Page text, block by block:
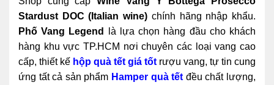
Stardust DOC (Italian wine) chính hãng nhập khẩu.
Phố Vang Legend
là lựa chọn hàng đầu cho khách
hàng khu vực TP.HCM nơi chuyên các loại vang cao
cấp, thiết kế hộp quà tết giá tốt rượu vang, tự tin cung
ứng tất cả sản phẩm Hamper quà tết đều chất lượng,